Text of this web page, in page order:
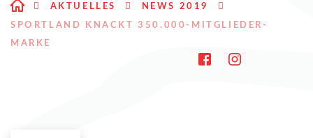
AKTUELLES NEWS 2019
SPORTLAND KNACKT 350.000-MITGLIEDER-
MARKE